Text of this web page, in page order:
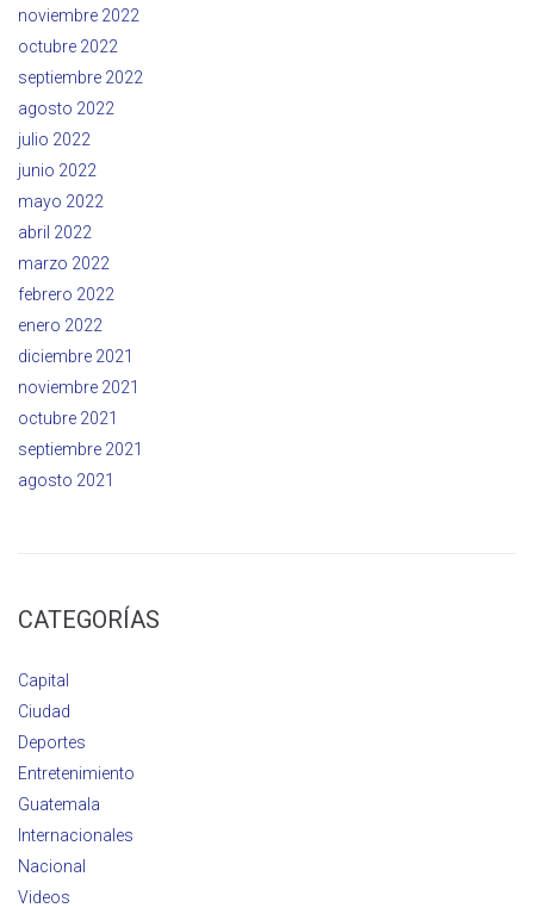
noviembre 2022
octubre 2022
septiembre 2022
agosto 2022
julio 2022
junio 2022
mayo 2022
abril 2022
marzo 2022
febrero 2022
enero 2022
diciembre 2021
noviembre 2021
octubre 2021
septiembre 2021
agosto 2021
CATEGORÍAS
Capital
Ciudad
Deportes
Entretenimiento
Guatemala
Internacionales
Nacional
Videos